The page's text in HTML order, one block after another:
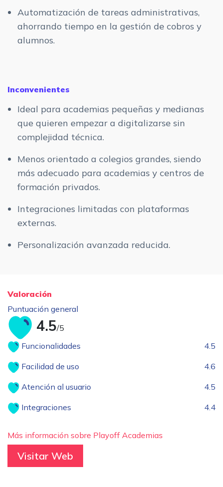
Automatización de tareas administrativas,
ahorrando tiempo en la gestión de cobros y
alumnos.
Inconvenientes
Ideal para academias pequeñas y medianas
que quieren empezar a digitalizarse sin
complejidad técnica.
Menos orientado a colegios grandes, siendo
más adecuado para academias y centros de
formación privados.
Integraciones limitadas con plataformas
externas.
Personalización avanzada reducida.
Valoración
Puntuación general
4.5/5
Funcionalidades
4.5
Facilidad de uso 4.6
Atención al usuario 4.5
Integraciones 4.4
Más información sobre Playoff Academias
Visitar Web